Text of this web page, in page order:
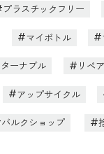
プラスチックフリー
マイボトル
ターナブル リペア
アップサイクル
バルクショップ